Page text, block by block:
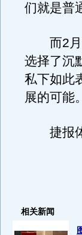
们就是普
而2月1
选择了沉
私下如此
展的可能。
捷报体
相关新闻